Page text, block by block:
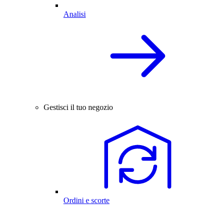
Analisi
Gestisci il tuo negozio
Ordini e scorte